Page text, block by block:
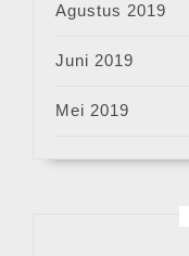
Agustus 2019
Juni 2019
Mei 2019